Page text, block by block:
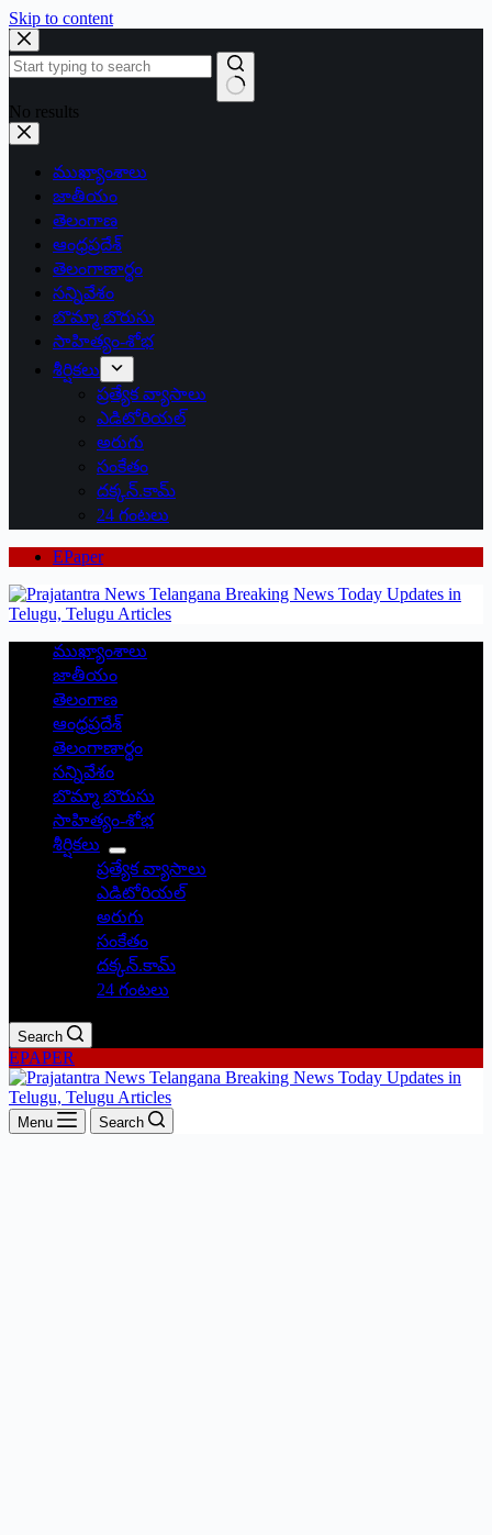
Skip to content
No results
ముఖ్యాంశాలు
జాతీయం
తెలంగాణ
ఆంధ్రప్రదేశ్
తెలంగాణార్థం
సన్నివేశం
బొమ్మా బొరుసు
సాహిత్యం-శోభ
శీర్షికలు
ప్రత్యేక వ్యాసాలు
ఎడిటోరియల్
అరుగు
సంకేతం
దక్కన్.కామ్
24 గంటలు
EPaper
ముఖ్యాంశాలు
జాతీయం
తెలంగాణ
ఆంధ్రప్రదేశ్
తెలంగాణార్థం
సన్నివేశం
బొమ్మా బొరుసు
సాహిత్యం-శోభ
శీర్షికలు
ప్రత్యేక వ్యాసాలు
ఎడిటోరియల్
అరుగు
సంకేతం
దక్కన్.కామ్
24 గంటలు
Search
EPAPER
Menu Search